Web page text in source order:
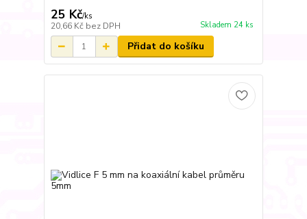
25 Kč/ks
20,66 Kč bez DPH Skladem 24 ks
Přidat do košíku